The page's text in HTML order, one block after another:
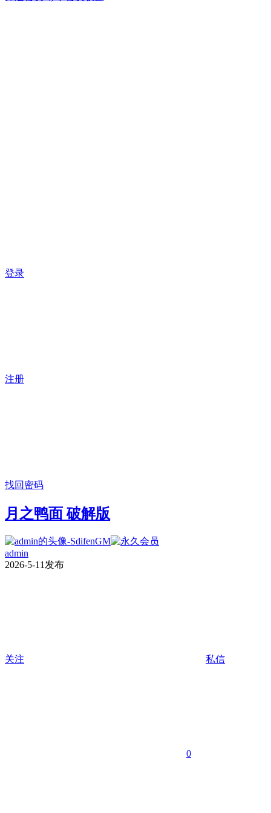
登录
注册
找回密码
月之鸭面 破解版
admin
2026-5-11发布
关注 私信
0